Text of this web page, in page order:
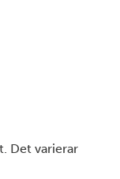
Det varierar